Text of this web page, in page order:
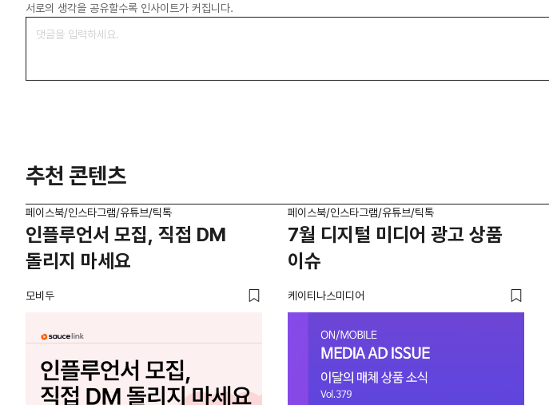
서로의 생각을 공유할수록 인사이트가 커집니다.
추천 콘텐츠
페이스북/인스타그램/유튜브/틱톡
인플루언서 모집, 직접 DM
돌리지 마세요
모비두
페이스북/인스타그램/유튜브/틱톡
7월 디지털 미디어 광고 상품
이슈
케이티나스미디어